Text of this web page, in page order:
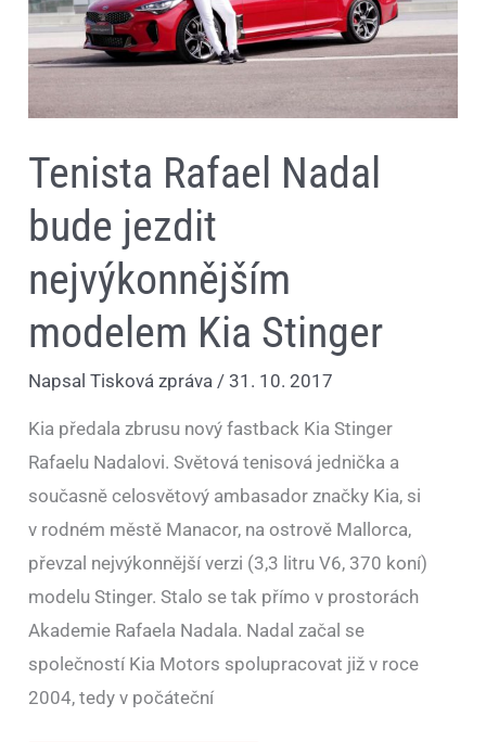
Tenista Rafael Nadal
bude jezdit
nejvýkonnějším
modelem Kia Stinger
NapsalTisková zpráva /31. 10. 2017
Kia předala zbrusu nový fastback Kia Stinger
Rafaelu Nadalovi. Světová tenisová jednička a
současně celosvětový ambasador značky Kia, si
v rodném městě Manacor, na ostrově Mallorca,
převzal nejvýkonnější verzi (3,3 litru V6, 370 koní)
modelu Stinger. Stalo se tak přímo v prostorách
Akademie Rafaela Nadala. Nadal začal se
společností Kia Motors spolupracovat již v roce
2004, tedy v počáteční